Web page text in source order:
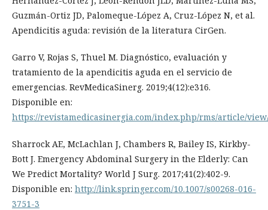
Guzmán-Ortiz JD, Palomeque-López A, Cruz-López N, et al.
Apendicitis aguda: revisión de la literatura CirGen.
Garro V, Rojas S, Thuel M. Diagnóstico, evaluación y
tratamiento de la apendicitis aguda en el servicio de
emergencias. RevMedicaSinerg. 2019;4(12):e316.
Disponible en:
https://revistamedicasinergia.com/index.php/rms/article/
Sharrock AE, McLachlan J, Chambers R, Bailey IS, Kirkby-
Bott J. Emergency Abdominal Surgery in the Elderly: Can
We Predict Mortality? World J Surg. 2017;41(2):402-9.
Disponible en: http://link.springer.com/10.1007/s00268-016-
3751-3